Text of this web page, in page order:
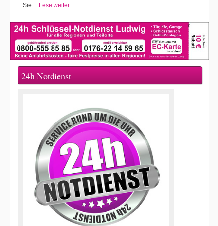
Sie… Lese weiter...
24h Notdienst